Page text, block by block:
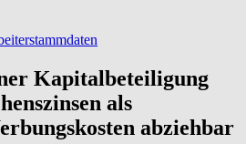
Kapitalbeteiligung
als
abziehbar